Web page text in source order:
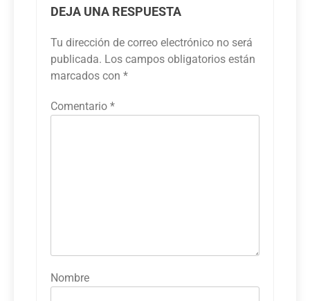
DEJA UNA RESPUESTA
Tu dirección de correo electrónico no será
publicada. Los campos obligatorios están
marcados con *
Comentario *
Nombre